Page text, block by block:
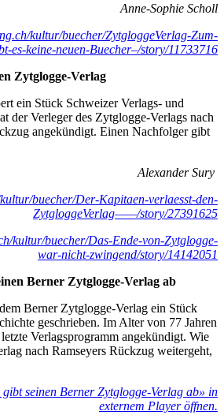
Anne-Sophie Scholl
kultur/buecher/ZytgloggeVerlag-Zum-
es-keine-neuen-Buecher–/story/11733716
Zytglogge-Verlag
ein Stück Schweizer Verlags- und
der Verleger des Zytglogge-Verlags nach
angekündigt. Einen Nachfolger gibt
Alexander Sury
buecher/Der-Kapitaen-verlaesst-den-
ZytgloggeVerlag——/story/27391625
kultur/buecher/Das-Ende-von-Zytglogge-
war-nicht-zwingend/story/14142051
Berner Zytglogge-Verlag ab
Berner Zytglogge-Verlag ein Stück
geschrieben. Im Alter von 77 Jahren
Verlagsprogramm angekündigt. Wie
nach Ramseyers Rückzug weitergeht,
seinen Berner Zytglogge-Verlag ab» in
externem Player öffnen.